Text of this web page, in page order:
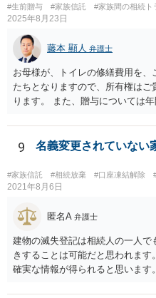
#生前贈与 #家族信託 #家族間の相続ト
2025年8月23日
藤本 顯人 弁護士
お母様が、トイレの修繕費用を
たちとなりますので、所有権は
ります。 また、贈与については
9 名義変更されていない
#家族信託 #相続放棄 #口座凍結解除
2021年8月6日
匿名A 弁護士
建物の滅失登記は相続人の一人
きすることは可能だと思われま
確実な情報が得られると思います。